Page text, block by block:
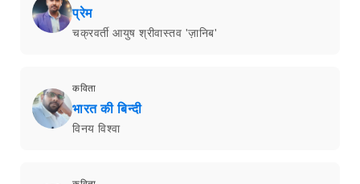
प्रेम
चक्रवर्ती आयुष श्रीवास्तव 'ज़ानिब'
कविता
भारत की बिन्दी
विनय विश्वा